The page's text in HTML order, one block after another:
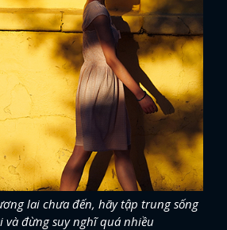
lai chưa đến, hãy tập trung sống
và đừng suy nghĩ quá nhiều